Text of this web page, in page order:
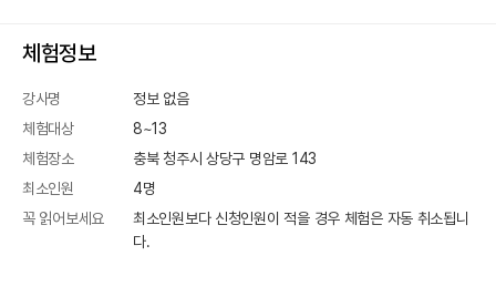
체험정보
강사명
정보 없음
체험대상
8~13
체험장소
충북 청주시 상당구 명암로 143
최소인원
4명
꼭 읽어보세요
최소인원보다 신청인원이 적을 경우 체험은 자동 취소됩니
다.